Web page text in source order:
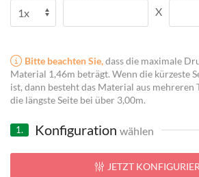
X
Bitte beachten Sie,dass die maximale
Material 1,46m beträgt. Wenn die kürzeste
ist, dann besteht das Material aus mehreren
die längste Seite bei über 3,00m.
1. Konfiguration wählen
JETZT